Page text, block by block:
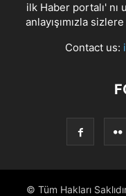
ilk Haber portalı'
anlayışımızla
Contact us:
© Tüm Hakları